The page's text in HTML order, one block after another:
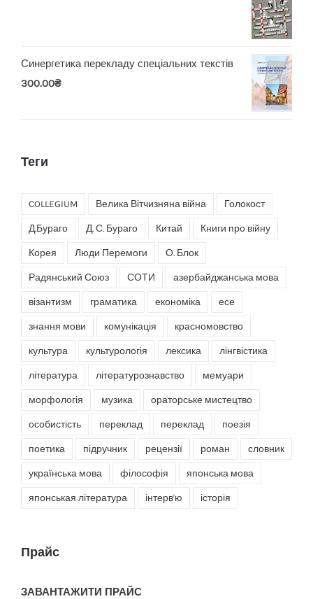
Синергетика перекладу спеціальних текстів
300.00₴
Теги
COLLEGIUM Велика Вітчизняна війна Голокост
Д.Бураго Д. С. Бураго Китай Книги про війну
Корея Люди Перемоги О. Блок
Радянський Союз СОТИ азербайджанська мова
візантизм граматика економіка есе
знання мови комунікація красномовство
культура культурологія лексика лінгвістика
література літературознавство мемуари
морфологія музика ораторське мистецтво
особистість переклад переклад поезія
поетика підручник рецензії роман словник
українська мова філософія японська мова
японськая література інтерв'ю історія
Прайс
ЗАВАНТАЖИТИ ПРАЙС